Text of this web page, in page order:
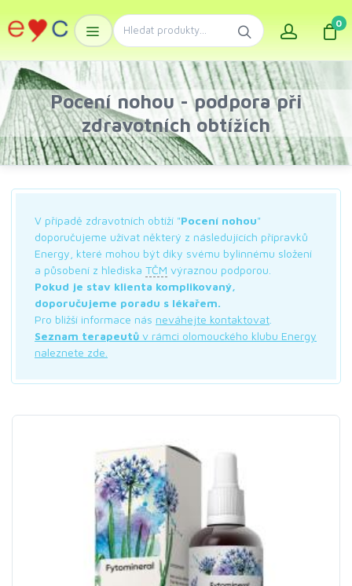
0
Pocení nohou - podpora při
zdravotních obtížích
V případě zdravotních obtíží "Pocení nohou"
doporučujeme užívat některý z následujících přípravků
Energy, které mohou být díky svému bylinnému složení
a působení z hlediska TČM výraznou podporou.
Pokud je stav klienta komplikovaný,
doporučujeme poradu s lékařem.
Pro bližší informace nás neváhejte kontaktovat
Seznam terapeutů v rámci olomouckého klubu Energy
naleznete zde.